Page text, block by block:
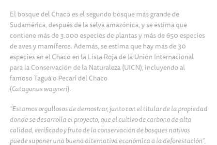
El bosque del Chaco es el segundo bosque más grande de
Sudamérica, después de la selva amazónica, y se estima que
contiene más de 3.000 especies de plantas y más de 650 especies
de aves y mamíferos. Además, se estima que hay más de 30
especies en el Chaco en la Lista Roja de la Unión Internacional
para la Conservación de la Naturaleza (UICN), incluyendo al
famoso Taguá o Pecarí del Chaco
(Catagonus wagneri).
“Estamos orgullosos de demostrar, junto con el titular de la propiedad
donde se desarrolla el proyecto, que el cultivo de carbono de alta
calidad, verificado y fruto de la conservación de bosques nativos
puede suponer una buena alternativa económica a la deforestación”,